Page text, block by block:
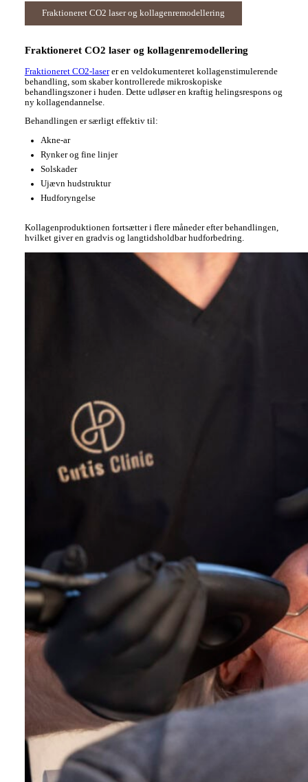
Fraktioneret CO2 laser og kollagenremodellering
Fraktioneret CO2 laser og kollagenremodellering
Fraktioneret CO2-laserer en veldokumenteret kollagenstimulerende
behandling, som skaber kontrollerede mikroskopiske
behandlingszoner i huden. Dette udløser en kraftig helingsrespons og
ny kollagendannelse.
Behandlingen er særligt effektiv til:
Akne-ar
Rynker og fine linjer
Solskader
Ujævn hudstruktur
Hudforyngelse
Kollagenproduktionen fortsætter i flere måneder efter behandlingen,
hvilket giver en gradvis og langtidsholdbar hudforbedring.